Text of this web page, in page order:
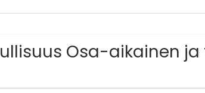
Osa-aikainen